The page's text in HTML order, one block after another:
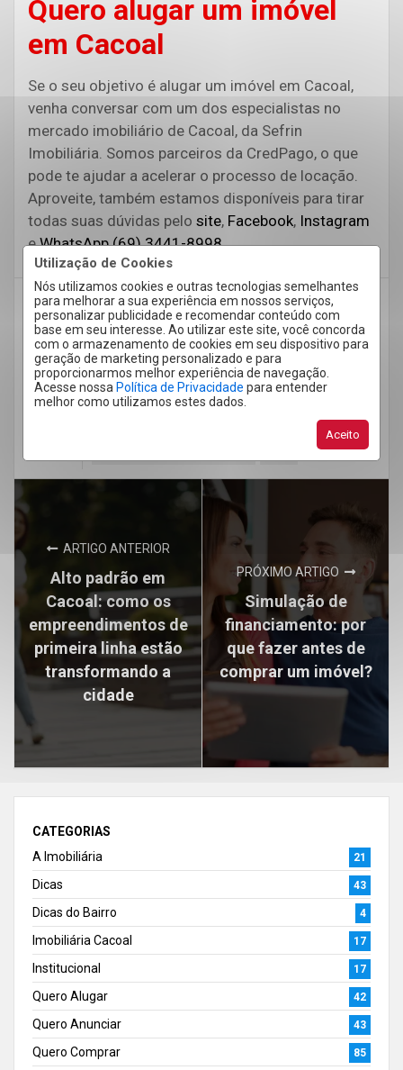
Utilização de Cookies
Nós utilizamos cookies e outras tecnologias semelhantes
para melhorar a sua experiência em nossos serviços,
personalizar publicidade e recomendar conteúdo com
base em seu interesse. Ao utilizar este site, você concorda
com o armazenamento de cookies em seu dispositivo para
geração de marketing personalizado e para
proporcionarmos melhor experiência de navegação.
Acesse nossa Política de Privacidade para entender
melhor como utilizamos estes dados.
Aceito
Quero alugar um imóvel
em Cacoal
Se o seu objetivo é alugar um imóvel em Cacoal,
venha conversar com um dos especialistas no
mercado imobiliário de Cacoal, da Sefrin
Imobiliária. Somos parceiros da CredPago, o que
pode te ajudar a acelerar o processo de locação.
Aproveite, também estamos disponíveis para tirar
todas suas dúvidas pelo site, Facebook, Instagram
e WhatsApp (69) 3441-8998.
Alugar imóvel alugar imóvel em Cacoal
anunciar imóvel Anunciar imóvel em Cacoal
Imobiliária em Cacoal Imobiliária Sefrin
Imóvel em Cacoal Imóvel mobiliado
ARTIGO ANTERIOR
Alto padrão em
Cacoal: como os
empreendimentos de
primeira linha estão
transformando a
cidade
PRÓXIMO ARTIGO
Simulação de
financiamento: por
que fazer antes de
comprar um imóvel?
CATEGORIAS
A Imobiliária
21
Dicas 43
Dicas do Bairro 4
Imobiliária Cacoal 17
Institucional 17
Quero Alugar 42
Quero Anunciar 43
Quero Comprar 85